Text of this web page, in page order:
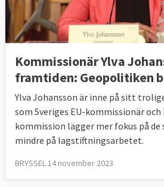
Kommissionär Ylva
framtiden: Geopolitiken
Ylva Johansson är inne på sitt
som Sveriges EU-kommissionär
kommission lägger mer fokus på
mindre på lagstiftningsarbetet.
BRYSSEL 14 november 2023